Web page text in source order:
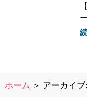
ホーム ＞ アーカイ